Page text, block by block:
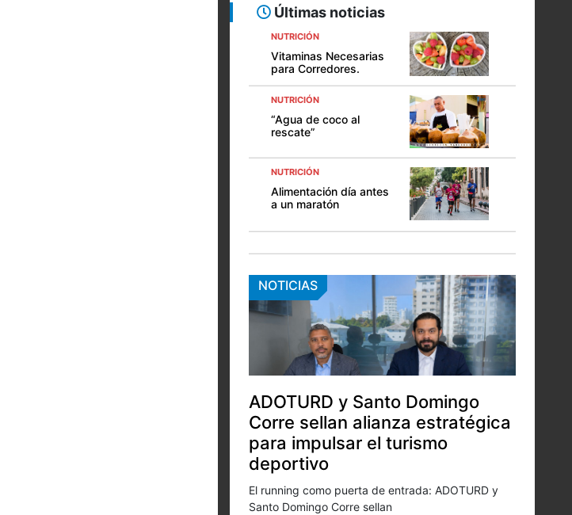
Últimas noticias
NUTRICIÓN
Vitaminas Necesarias
para Corredores.
NUTRICIÓN
“Agua de coco al
rescate”
NUTRICIÓN
Alimentación día antes
a un maratón
NOTICIAS
ADOTURD y Santo Domingo
Corre sellan alianza estratégica
para impulsar el turismo
deportivo
El running como puerta de entrada: ADOTURD y
Santo Domingo Corre sellan